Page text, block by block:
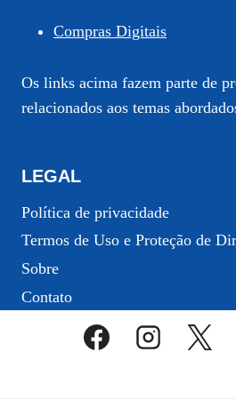
Compras Digitais
Os links acima fazem parte de
relacionados aos temas
LEGAL
Política de privacidade
Termos de Uso e Proteção de
Sobre
Contato